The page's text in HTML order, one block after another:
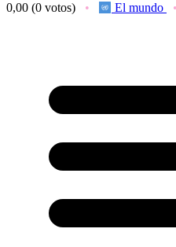
0,00 (0 votos) El mundo